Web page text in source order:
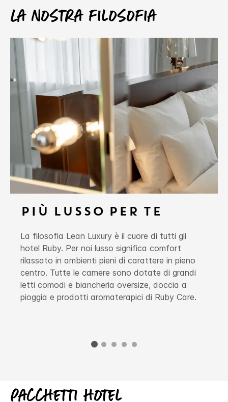
La nostra filosofia
PIÙ LUSSO PER TE
La filosofia Lean Luxury è il cuore di tutti gli
hotel Ruby. Per noi lusso significa comfort
rilassato in ambienti pieni di carattere in pieno
centro. Tutte le camere sono dotate di grandi
letti comodi e biancheria oversize, doccia a
pioggia e prodotti aromaterapici di Ruby Care.
Pacchetti hotel